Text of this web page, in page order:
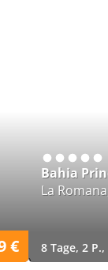
€
Bahia
La
8 Tage, 2
)